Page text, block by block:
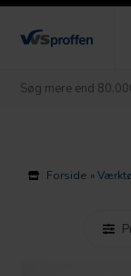
Forside »